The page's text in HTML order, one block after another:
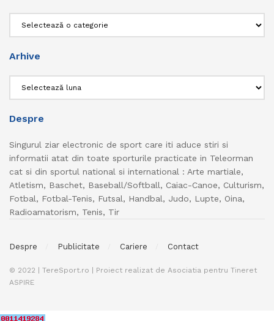
Arhive
Despre
Singurul ziar electronic de sport care iti aduce stiri si
informatii atat din toate sporturile practicate in Teleorman
cat si din sportul national si international : Arte martiale,
Atletism, Baschet, Baseball/Softball, Caiac-Canoe, Culturism,
Fotbal, Fotbal-Tenis, Futsal, Handbal, Judo, Lupte, Oina,
Radioamatorism, Tenis, Tir
Despre Publicitate Cariere Contact
© 2022 | TereSport.ro | Proiect realizat de Asociatia pentru Tineret
ASPIRE